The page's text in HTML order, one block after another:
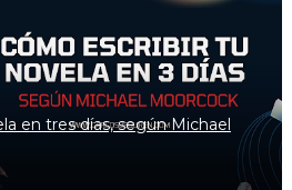
en tres días, según Michael